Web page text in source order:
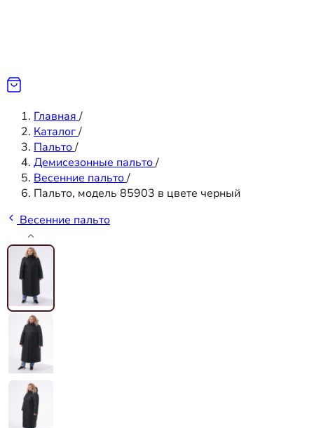
Главная /
Каталог/
Пальто/
Демисезонные пальто/
Весенние пальто/
Пальто, модель 85903 в цвете черный
Весенние пальто